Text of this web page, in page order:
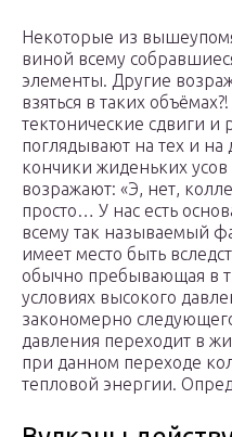
Некоторые из
виной всему
элементы. Другие
взяться в таких
тектонические сдвиги и
поглядывают на тех и
кончики жиденьких
возражают: «Э, нет,
просто… У нас есть
всему так называемый
имеет место быть
обычно пребывающая в
условиях высокого
закономерно
давления переходит в
при данном переходе
тепловой энергии.